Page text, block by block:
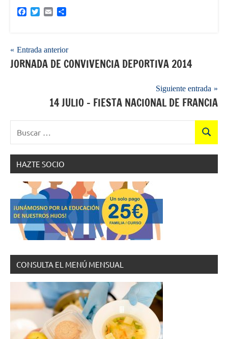
FacebookTwitterEmail
Navegación
de
Entrada anterior
JORNADA DE CONVIVENCIA DEPORTIVA 2014
Siguiente entrada
14 JULIO – FIESTA NACIONAL DE FRANCIA
Buscar
HAZTE SOCIO
CONSULTA EL MENÚ MENSUAL